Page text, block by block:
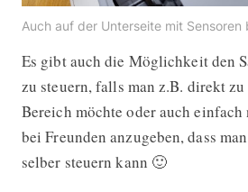
Auch auf der Unterseite mit Sensoren
Es gibt auch die Möglichkeit den
zu steuern, falls man z.B. direkt
Bereich möchte oder auch einfach
bei Freunden anzugeben, dass
selber steuern kann 🙂